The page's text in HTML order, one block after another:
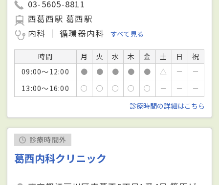
03-5605-8811
西葛西駅 葛西駅
内科
循環器内科 すべて見る
時間 月 火 水 木 金 土 日
祝
09:00～12:00
● ● ● ● ● △ －
－
13:00～16:00
○ ○ ○ ○ ○ － －
－
診療時間の詳細はこちら
診療時間外
葛西内科クリニック